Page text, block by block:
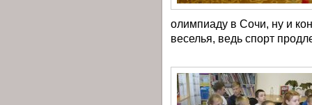
олимпиаду в Сочи, ну и
веселья, ведь спорт